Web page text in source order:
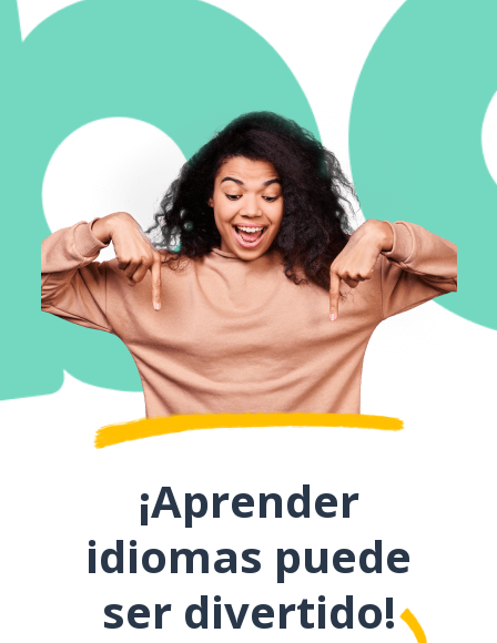
¡Aprender
idiomas puede
ser divertido!